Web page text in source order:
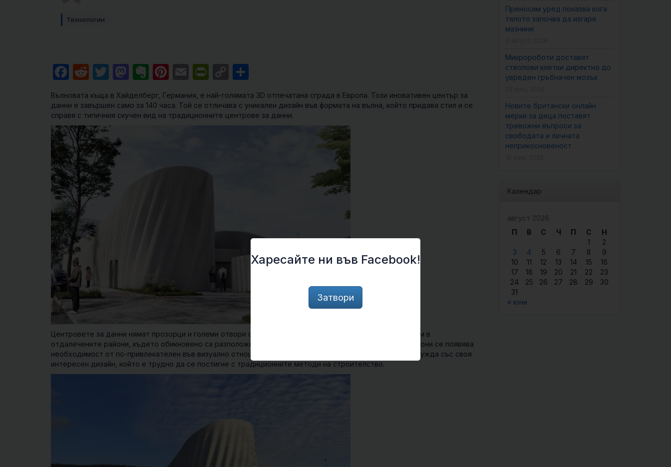
Технологии
Facebook
RedditTwitter
Mastodon
Evernote
Pinterest
EmailPrintFriendly
Copy
Link
Вълновата къща в Хайделберг, Германия, е най-голямата 3D отпечатана сграда в Европа. Този иновативен център за
данни е завършен само за 140 часа. Той се отличава с уникален дизайн във формата на вълна, който придава стил и се
справя с типичния скучен вид на традиционните центрове за данни.
Центровете за данни нямат прозорци и големи отвори от съображения за сигурност. Това не е проблем в
отдалечените райони, където обикновено са разположени, но с приближаването им към градските райони се появява
необходимост от по-привлекателен във визуално отношение дизайн. Новата сграда отговаря на тази нужда със своя
интересен дизайн, който е трудно да се постигне с традиционните методи на строителство.
Преносим уред показва кога
тялото започва да изгаря
мазнини
Микророботи доставят
стволови клетки директно до
увреден гръбначен мозък
Новите британски онлайн
мерки за деца поставят
тревожни въпроси за
свободата и личната
неприкосновеност
Календар
август 2026
П
В С Ч П С
Н
1
2
3
4 5 6 7 8
9
10
11 12 13 14 15
16
17
18 19 20 21 22
23
24
25 26 27 28 29
30
31
« юни
Харесайте ни във Facebook!
Затвори